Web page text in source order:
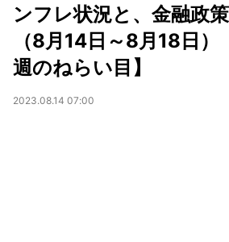
ンフレ状況と、金融政
（8月14日～8月18日）
週のねらい目】
2023.08.14 07:00